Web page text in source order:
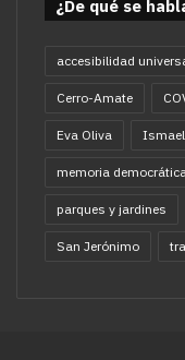
¿De qué se
accesibilidad
Cerro-Amate
Eva Oliva
memoria democrática
parques y jardines
San Jerónimo